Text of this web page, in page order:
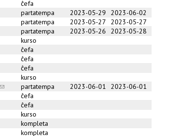
e-mail)ĉefa
sends e-mail)
partatempa 2023-05-29
2023-06-02
partatempa 2023-05-27
2023-05-27
partatempa 2023-05-26
2023-05-28
mail)
kurso
ĉefa
ĉefa
ĉefa
e-mail)
kurso
(link sends e-mail)
partatempa 2023-06-01
2023-06-01
ĉefa
ĉefa
sends e-mail)
kurso
e-mail)
kompleta
kompleta